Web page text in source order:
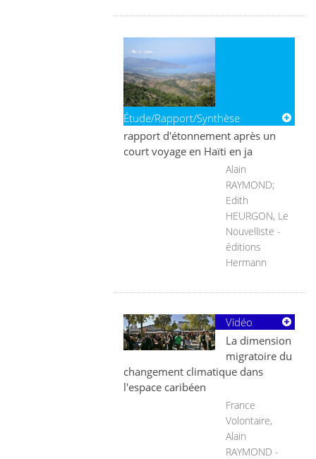
Étude/Rapport/Synthèse
rapport d'étonnement après un
court voyage en Haïti en ja
Alain
RAYMOND;
Edith
HEURGON, Le
Nouvelliste -
éditions
Hermann
Vidéo
La dimension
migratoire du
changement climatique dans
l'espace caribéen
France
Volontaire,
Alain
RAYMOND -